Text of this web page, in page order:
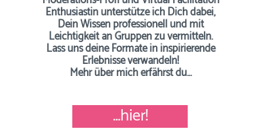
Enthusiastin unterstütze ich Dich dabei,
Dein Wissen professionell und mit
Leichtigkeit an Gruppen zu vermitteln.
Lass uns deine Formate in inspirierende
Erlebnisse verwandeln!
Mehr über mich erfährst du...
...hier!